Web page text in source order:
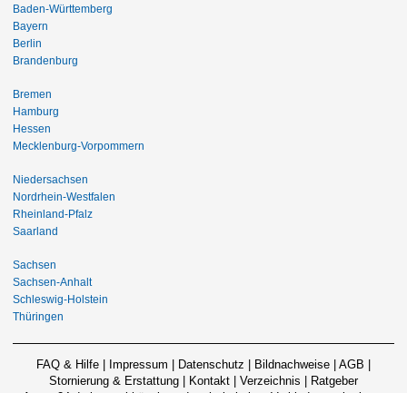
Baden-Württemberg
Bayern
Berlin
Brandenburg
Bremen
Hamburg
Hessen
Mecklenburg-Vorpommern
Niedersachsen
Nordrhein-Westfalen
Rheinland-Pfalz
Saarland
Sachsen
Sachsen-Anhalt
Schleswig-Holstein
Thüringen
FAQ & Hilfe Impressum Datenschutz Bildnachweise AGB
Stornierung & Erstattung
Kontakt Verzeichnis
Ratgeber